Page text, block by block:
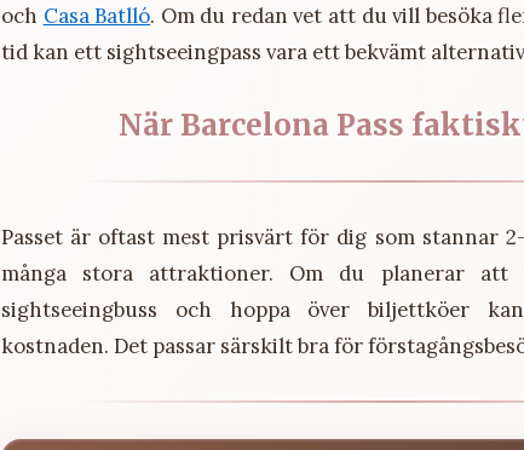
och Casa Batlló. Om du redan vet att du vill besöka
tid kan ett sightseeingpass vara ett bekvämt
När Barcelona Pass
Passet är oftast mest prisvärt för dig som stannar
många stora attraktioner. Om du planerar att
sightseeingbuss och hoppa över biljettköer
kostnaden. Det passar särskilt bra för